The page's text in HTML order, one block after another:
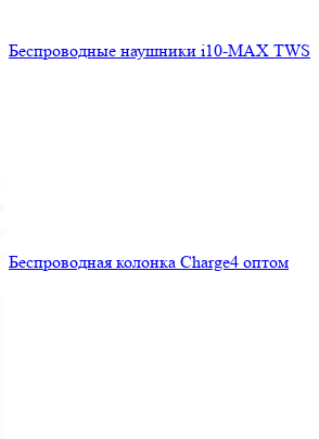
Беспроводные наушники i10-MAX TWS
Беспроводная колонка Charge4 оптом